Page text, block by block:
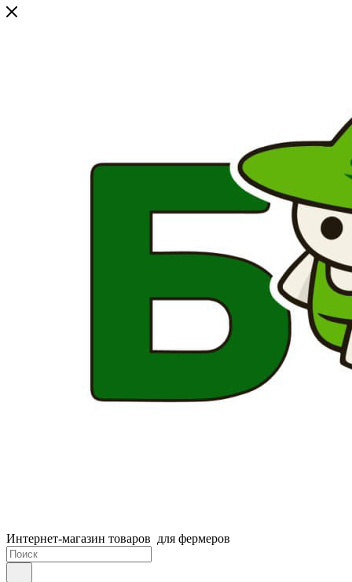
Интернет-магазин товаров для фермеров